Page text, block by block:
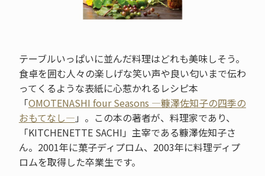
テーブルいっぱいに並んだ料理はどれも美味しそう。
食卓を囲む人々の楽しげな笑い声や良い匂いまで伝わ
ってくるような表紙に心惹かれるレシピ本
「OMOTENASHI four Seasons ―糠澤佐知子の四季の
おもてなし― 」。この本の著者が、料理家であり、
「KITCHENETTE SACHI」主宰である糠澤佐知子さ
ん。2001年に菓子ディプロム、2003年に料理ディプ
ロムを取得した卒業生です。